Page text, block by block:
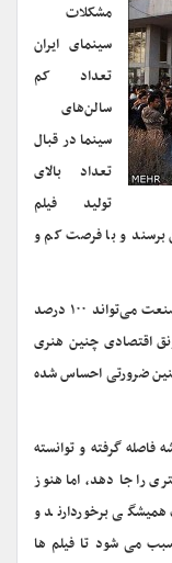
مشکلات
سینمای ایران
تعداد کم
سالن‌های
سینما در قبال
تعداد بالای
تولید فیلم
برسند و با فرصت کم و
، سینما به عنوان یک هنر – صنعت می‌تواند ۱۰۰ درصد
اقتصادی چنین هنری
ضرورتی احساس شده
گرفته و توانسته
را جا دهد، اما هنوز
برخوردارند و
سبب می شود تا فیلم ها